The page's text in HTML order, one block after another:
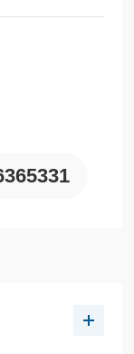
熔炉斯伯、美国
供高性能金属材